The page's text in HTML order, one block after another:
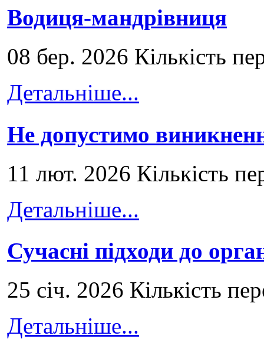
Водиця-мандрівниця
08 бер. 2026 Кількість
Детальніше...
Не допустимо
11 лют. 2026 Кількість
Детальніше...
Сучасні підходи до
25 січ. 2026 Кількість
Детальніше...